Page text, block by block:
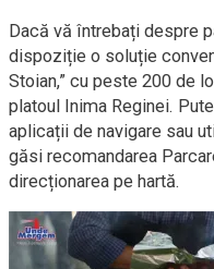
Dacă vă întrebați despre
dispoziție o soluție
Stoian,” cu peste 200 de
platoul Inima Reginei.
aplicații de navigare sau
găsi recomandarea
direcționarea pe hartă.